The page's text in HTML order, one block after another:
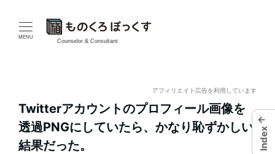
MENU
Counselor & Consultant
アフィリエイト広告を利用しています
Twitterアカウントのプロフィール画像を
透過PNGにしていたら、かなり恥ずかしい
結果だった。
←
Index